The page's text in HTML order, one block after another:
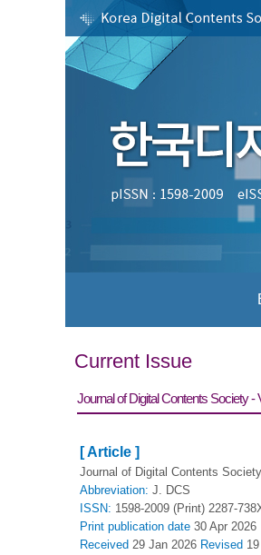
Current Issue
Journal of Digital Contents Society -
[ Article ]
Journal of Digital Contents
Abbreviation: J. DCS
ISSN: 1598-2009 (Print) 2287-
Print publication date 30 Apr 2026
Received 29 Jan 2026 Revised